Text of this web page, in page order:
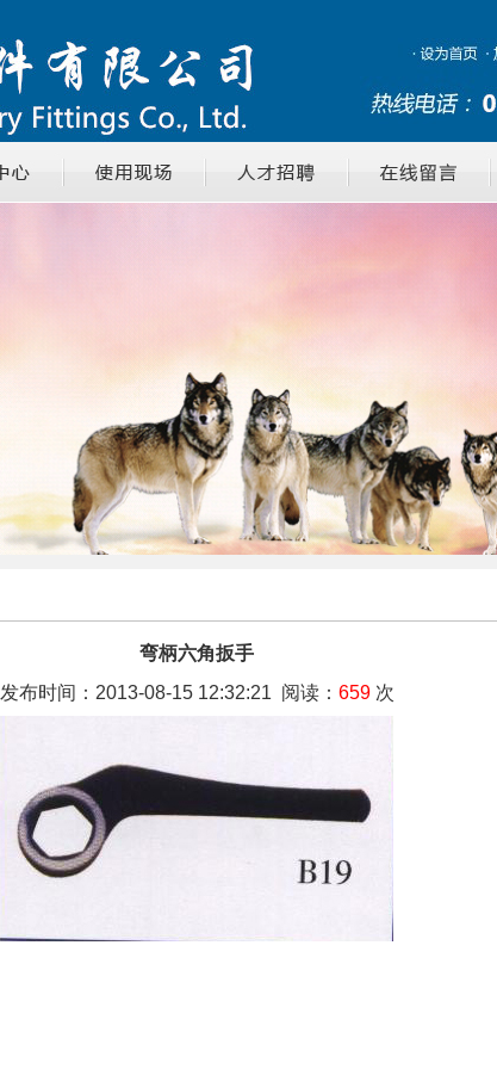
弯柄六角扳手
发布时间：2013-08-15 12:32:21 阅读： 659次